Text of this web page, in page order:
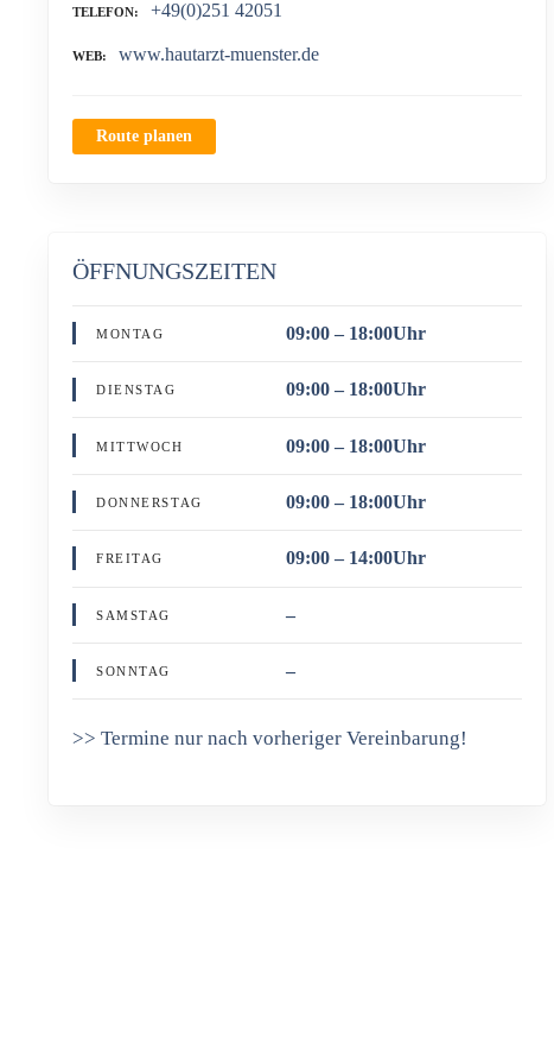
TELEFON +49(0)251 42051
WEB www.hautarzt-muenster.de
Route planen
ÖFFNUNGSZEITEN
MONTAG 09:00 – 18:00Uhr
DIENSTAG 09:00 – 18:00Uhr
MITTWOCH 09:00 – 18:00Uhr
DONNERSTAG 09:00 – 18:00Uhr
FREITAG 09:00 – 14:00Uhr
SAMSTAG –
SONNTAG –
>> Termine nur nach vorheriger Vereinbarung!